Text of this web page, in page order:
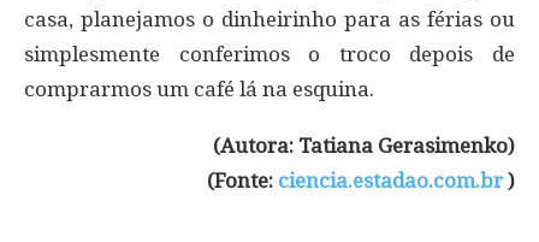
casa, planejamos o dinheirinho para as férias ou
simplesmente conferimos o troco depois de
comprarmos um café lá na esquina.
(Autora: Tatiana Gerasimenko)
(Fonte: ciencia.estadao.com.br )